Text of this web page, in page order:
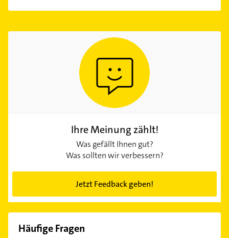
Ihre Meinung zählt!
Was gefällt Ihnen gut?
Was sollten wir verbessern?
Jetzt Feedback geben!
Häufige Fragen